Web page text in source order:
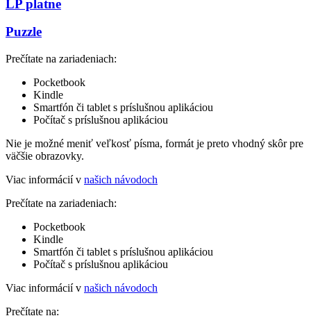
LP platne
Puzzle
Prečítate na zariadeniach:
Pocketbook
Kindle
Smartfón či tablet s príslušnou aplikáciou
Počítač s príslušnou aplikáciou
Nie je možné meniť veľkosť písma, formát je preto vhodný skôr pre
väčšie obrazovky.
Viac informácií v našich návodoch
Prečítate na zariadeniach:
Pocketbook
Kindle
Smartfón či tablet s príslušnou aplikáciou
Počítač s príslušnou aplikáciou
Viac informácií v našich návodoch
Prečítate na: